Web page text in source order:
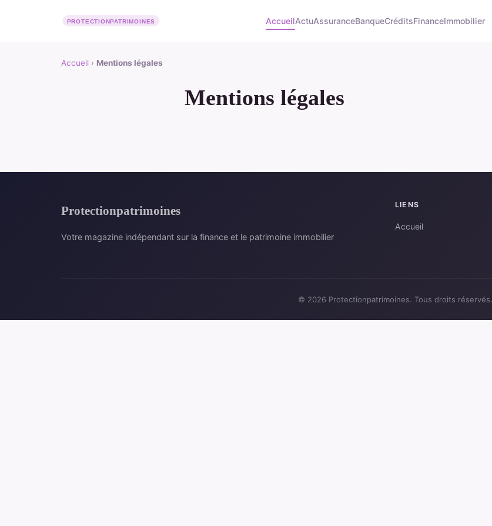
AccueilActuAssuranceBanqueCréditsFinanceImmobilier
Accueil › Mentions légales
Mentions légales
Protectionpatrimoines
Votre magazine indépendant sur la finance et le patrimoine immobilier
LIENS
Accueil
© 2026 Protectionpatrimoines. Tous droits réservés.